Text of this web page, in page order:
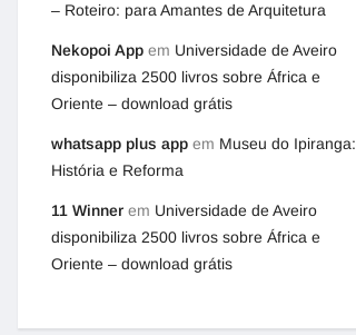
– Roteiro: para Amantes de Arquitetura
Nekopoi App em Universidade de Aveiro
disponibiliza 2500 livros sobre África e
Oriente – download grátis
whatsapp plus app em Museu do Ipiranga:
História e Reforma
11 Winner em Universidade de Aveiro
disponibiliza 2500 livros sobre África e
Oriente – download grátis